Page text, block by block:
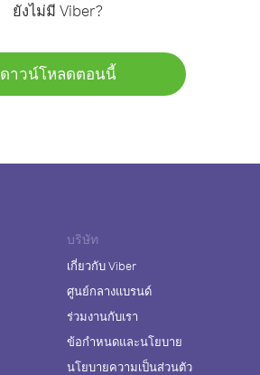
ยังไม่มี Viber?
ดาวน์โหลดตอนนี้
บริษัท
เกี่ยวกับ Viber
ศูนย์กลางแบรนด์
ร่วมงานกับเรา
ข้อกำหนดและนโยบาย
นโยบายความเป็นส่วนตัว